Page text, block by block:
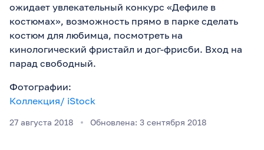
ожидает увлекательный конкурс «Дефиле в
костюмах», возможность прямо в парке сделать
костюм для любимца, посмотреть на
кинологический фристайл и дог-фрисби. Вход на
парад свободный.
Фотографии:
Коллекция/ iStock
27 августа 2018 Обновлена: 3 сентября 2018